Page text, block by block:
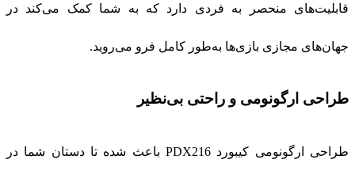
قابلیت‌های منحصر به فردی دارد که به شما کمک می‌کند در
جهان‌های مجازی بازی‌ها به‌طور کامل فرو می‌روید.
طراحی ارگونومی و راحتی بی‌نظیر
طراحی ارگونومی کیبورد PDX216 باعث شده تا دستان شما در